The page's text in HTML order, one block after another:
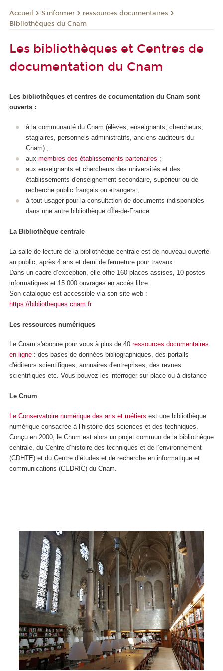
Accueil S'informer
ressources documentaires
Bibliothèques du Cnam
Les bibliothèques et Centres de
documentation du Cnam
Les bibliothèques et centres de documentation du Cnam sont
ouverts :
à la communauté du Cnam (élèves, enseignants, chercheurs,
stagiaires, personnels administratifs, anciens auditeurs du
Cnam) ;
aux membres des établissements partenaires ;
aux enseignants et chercheurs des universités et des
établissements d'enseignement secondaire, supérieur ou de
recherche public français ou étrangers ;
à tout usager pour la consultation de documents indisponibles
dans une autre bibliothèque d'Île-de-France.
La Bibliothèque centrale
La salle de lecture de la bibliothèque centrale est de nouveau ouverte
au public, après 4 ans et demi de fermeture pour travaux.
Dans un cadre d’exception, elle offre 160 places assises, 10 postes
informatiques et 15 000 ouvrages en accès libre.
Son catalogue est accessible via son site web :
https://bibliotheques.cnam.fr
Les ressources numériques
Le Cnam s'abonne pour vous à plus de 40 ressources documentaires
en ligne : des bases de données bibliographiques, des portails
d'éditeurs scientifiques, annuaires d'entreprises, des revues
scientifiques etc. Vous pouvez les interroger sur place ou à distance
Le Cnum
Le Conservatoire numérique des arts et métiers est une bibliothèque
numérique consacrée à l’histoire des sciences et des techniques.
Conçu en 2000, le Cnum est alors un projet commun de la bibliothèque
centrale, du Centre d’histoire des techniques et de l’environnement
(CDHTE) et du Centre d’études et de recherche en informatique et
communications (CEDRIC) du Cnam.